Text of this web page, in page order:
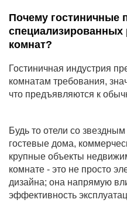
Почему гостиничные
комнат?
Гостиничная индустрия
комнатам требования,
что предъявляются к
Будь то отели со
гостевые дома,
крупные объекты
комнате - это не просто
дизайна; она напрямую
эффективность